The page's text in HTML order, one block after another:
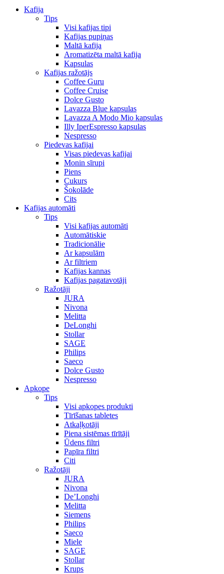
Kafija
Tips
Visi kafijas tipi
Kafijas pupiņas
Maltā kafija
Aromatizēta maltā kafija
Kapsulas
Kafijas ražotājs
Coffee Guru
Coffee Cruise
Dolce Gusto
Lavazza Blue kapsulas
Lavazza A Modo Mio kapsulas
Illy IperEspresso kapsulas
Nespresso
Piedevas kafijai
Visas piedevas kafijai
Monin sīrupi
Piens
Cukurs
Šokolāde
Cits
Kafijas automāti
Tips
Visi kafijas automāti
Automātiskie
Tradicionālie
Ar kapsulām
Ar filtriem
Kafijas kannas
Kafijas pagatavotāji
Ražotāji
JURA
Nivona
Melitta
DeLonghi
Stollar
SAGE
Philips
Saeco
Dolce Gusto
Nespresso
Apkope
Tips
Visi apkopes produkti
Tīrīšanas tabletes
Atkaļķotāji
Piena sistēmas tīrītāji
Ūdens filtri
Papīra filtri
Citi
Ražotāji
JURA
Nivona
De’Longhi
Melitta
Siemens
Philips
Saeco
Miele
SAGE
Stollar
Krups